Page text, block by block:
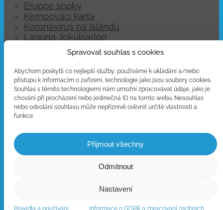
Spravovat souhlas s cookies
Abychom poskytli co nejlepší služby, používáme k ukládání a/nebo
přístupu k informacím o zařízení, technologie jako jsou soubory cookies.
Souhlas s těmito technologiemi nám umožní zpracovávat údaje, jako je
chování při procházení nebo jedinečná ID na tomto webu. Nesouhlas
nebo odvolání souhlasu může nepříznivě ovlivnit určité vlastnosti a
funkce.
Přijmout všechny
Odmítnout
Nastavení
Pravidla a používání Informace o GDPR a zpracování osobních
Erupce sopky
Kempovací karta
Koronavirus na Islandu
Laguna Jokulsarlon
Letenky na Island
Letiště Keflavík
Pojištění auta
Polární záře na Islandu
Poloostrov Snaefellsnes
Pozorování lávy
Pronájem dodávek
Skútry na ledovci
Vánoce na Islandu
Víza a povolení na Island